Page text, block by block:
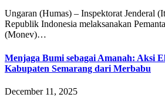
Ungaran (Humas) – Inspektorat Jenderal
Republik Indonesia melaksanakan
(Monev)…
Menjaga Bumi sebagai Amanah: Aksi
Kabupaten Semarang dari Merbabu
December 11, 2025